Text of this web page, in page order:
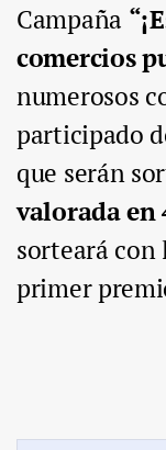
Campaña
comercios
numerosos
participado
que serán
valorada en
sorteará con
primer